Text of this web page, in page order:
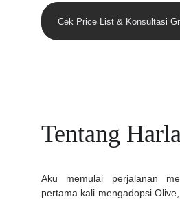
Cek Price List & Konsultasi
Tentang
Aku memulai perjalanan
pertama kali mengadopsi